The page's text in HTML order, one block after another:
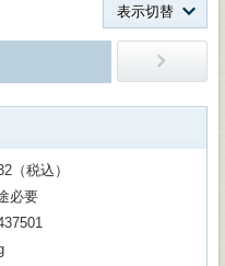
表示切替
（税込）
必要